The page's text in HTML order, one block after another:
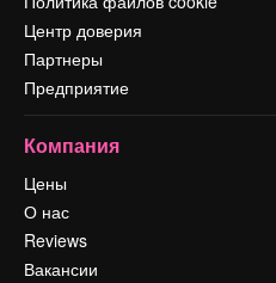
Центр доверия
Партнеры
Предприятие
Компания
Цены
О нас
Reviews
Вакансии